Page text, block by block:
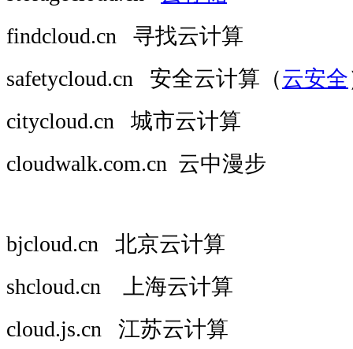
findcloud.cn 寻找云计算
safetycloud.cn 安全云计算（云安全
citycloud.cn 城市云计算
cloudwalk.com.cn 云中漫步
bjcloud.cn 北京云计算
shcloud.cn 上海云计算
cloud.js.cn 江苏云计算